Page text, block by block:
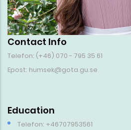
Contact Info
Telefon: (+46) 070 - 795 35 61
Epost: humsek@gota.gu.se
Education
Telefon: +46707953561